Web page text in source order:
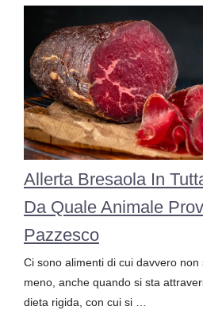
Allerta Bresaola In
Da Quale Animale
Pazzesco
Ci sono alimenti di cui davvero non
meno, anche quando si sta
dieta rigida, con cui si …